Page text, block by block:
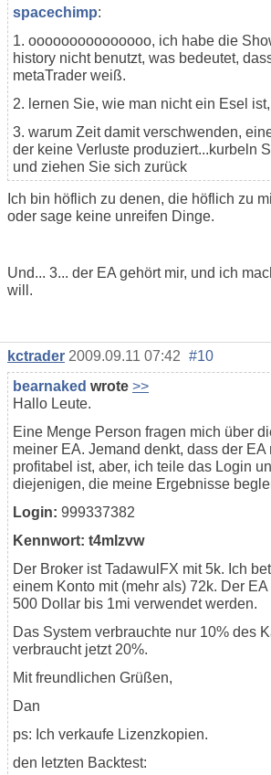
spacechimp:
1. ooooooooooooooo, ich habe die
history nicht benutzt, was bedeutet,
metaTrader weiß.
2. lernen Sie, wie man nicht ein Esel
3. warum Zeit damit verschwenden,
der keine Verluste produziert...kurbeln
und ziehen Sie sich zurück
Ich bin höflich zu denen, die höflich zu
oder sage keine unreifen Dinge.
Und... 3... der EA gehört mir, und ich
will.
kctrader 2009.09.11 07:42 #10
bearnaked wrote >>
Hallo Leute.
Eine Menge Person fragen mich über
meiner EA. Jemand denkt, dass der EA
profitabel ist, aber, ich teile das Login
diejenigen, die meine Ergebnisse
Login: 999337382
Kennwort: t4mlzvw
Der Broker ist TadawulFX mit 5k. Ich
einem Konto mit (mehr als) 72k. Der
500 Dollar bis 1mi verwendet werden.
Das System verbrauchte nur 10% des
verbraucht jetzt 20%.
Mit freundlichen Grüßen,
Dan
ps: Ich verkaufe Lizenzkopien.
den letzten Backtest: